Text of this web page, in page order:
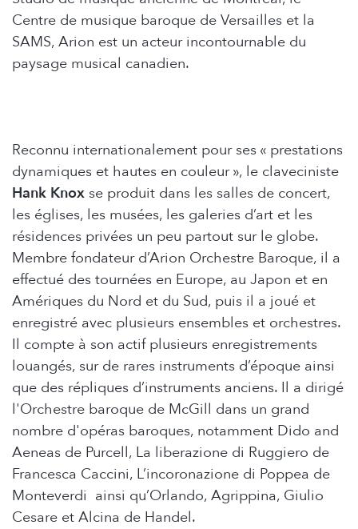
Centre de musique baroque de Versailles et la
SAMS, Arion est un acteur incontournable du
paysage musical canadien.
Reconnu internationalement pour ses « prestations
dynamiques et hautes en couleur », le claveciniste
Hank Knox se produit dans les salles de concert,
les églises, les musées, les galeries d’art et les
résidences privées un peu partout sur le globe.
Membre fondateur d’Arion Orchestre Baroque, il a
effectué des tournées en Europe, au Japon et en
Amériques du Nord et du Sud, puis il a joué et
enregistré avec plusieurs ensembles et orchestres.
Il compte à son actif plusieurs enregistrements
louangés, sur de rares instruments d’époque ainsi
que des répliques d’instruments anciens. Il a dirigé
l'Orchestre baroque de McGill dans un grand
nombre d'opéras baroques, notamment Dido and
Aeneas de Purcell, La liberazione di Ruggiero de
Francesca Caccini, L’incoronazione di Poppea de
Monteverdi ainsi qu’Orlando, Agrippina, Giulio
Cesare et Alcina de Handel.